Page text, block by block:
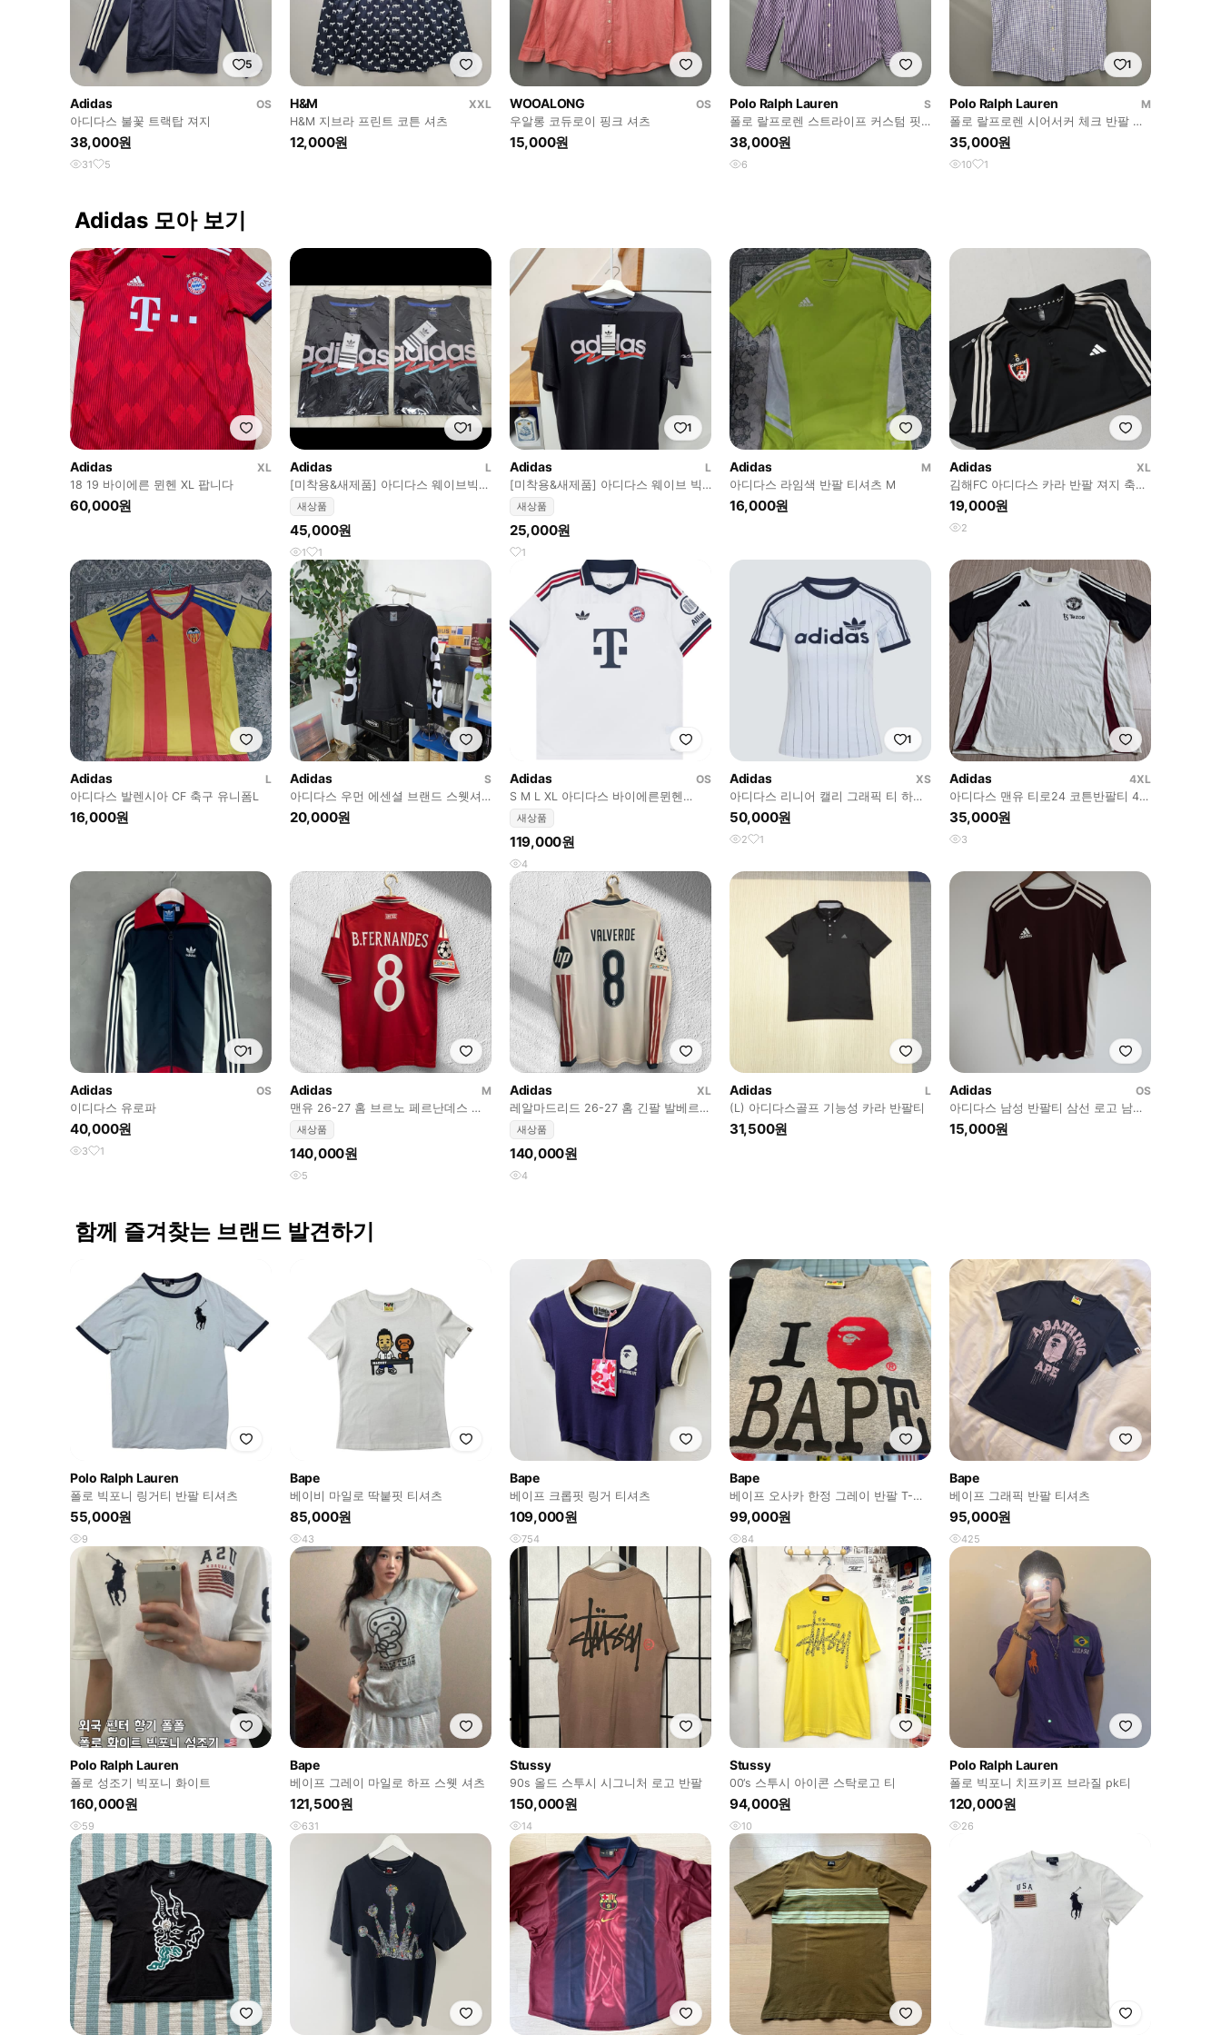
5
Adidas
OS
아디다스 불꽃 트랙탑 져지
38,000원
31 5
H&M
XXL
H&M 지브라 프린트 코튼 셔츠
12,000원
WOOALONG
OS
우알롱 코듀로이 핑크 셔츠
15,000원
Polo Ralph Lauren
S
폴로 랄프로렌 스트라이프 커스텀 핏
셔츠
38,000원
6
1
Polo Ralph Lauren
M
폴로 랄프로렌 시어서커 체크 반팔 셔
츠
35,000원
10 1
Adidas 모아 보기
Adidas
XL
18 19 바이에른 뮌헨 XL 팝니다
60,000원
1
Adidas
L
[미착용&새제품] 아디다스 웨이브빅로
고★냉감★반팔티2개세트 여성L/남성
새상품
45,000원
1 1
1
Adidas
L
[미착용&새제품] 아디다스 웨이브 빅
로고 ★냉감★ 반팔티 여성 L/남성M
새상품
25,000원
1
Adidas
M
아디다스 라임색 반팔 티셔츠 M
16,000원
Adidas
XL
김해FC 아디다스 카라 반팔 져지 축구
k리그 유니폼
19,000원
2
Adidas
L
아디다스 발렌시아 CF 축구 유니폼L
16,000원
Adidas
S
아디다스 우먼 에센셜 브랜드 스웻셔
츠 S
20,000원
Adidas
OS
S M L XL 아디다스 바이에른뮌헨
2026/27 어웨이 유니폼 저지
새상품
119,000원
4
1
Adidas
XS
아디다스 리니어 캘리 그래픽 티 하늘
색
50,000원
2 1
Adidas
4XL
아디다스 맨유 티로24 코튼반팔티 4xl
빅사이즈
35,000원
3
1
Adidas
OS
이디다스 유로파
40,000원
3 1
Adidas
M
맨유 26-27 홈 브르노 페르난데스 국
내 M
새상품
140,000원
5
Adidas
XL
레알마드리드 26-27 홈 긴팔 발베르데
국내 XL
새상품
140,000원
4
Adidas
L
(L) 아디다스골프 기능성 카라 반팔티
31,500원
Adidas
OS
아디다스 남성 반팔티 삼선 로고 남자
반팔 티셔츠 H1
15,000원
함께 즐겨찾는 브랜드 발견하기
Polo Ralph Lauren
폴로 빅포니 링거티 반팔 티셔츠
55,000원
9
Bape
베이비 마일로 딱붙핏 티셔츠
85,000원
43
Bape
베이프 크롭핏 링거 티셔츠
109,000원
754
Bape
베이프 오사카 한정 그레이 반팔 T-
shirt
99,000원
84
Bape
베이프 그래픽 반팔 티셔츠
95,000원
425
Polo Ralph Lauren
폴로 성조기 빅포니 화이트
160,000원
59
Bape
베이프 그레이 마일로 하프 스웻 셔츠
121,500원
631
Stussy
90s 올드 스투시 시그니처 로고 반팔
150,000원
14
Stussy
00‘s 스투시 아이콘 스탁로고 티
94,000원
10
Polo Ralph Lauren
폴로 빅포니 치프키프 브라질 pk티
120,000원
26